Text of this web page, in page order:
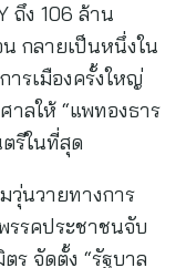
ถึง 106 ล้าน
กลายเป็นหนึ่งใน
ารเมืองครั้งใหญ่
ลให้ “แพทองธาร
รีในที่สุด
วุ่นวายทางการ
รรคประชาชนจับ
ร จัดตั้ง “รัฐบาล